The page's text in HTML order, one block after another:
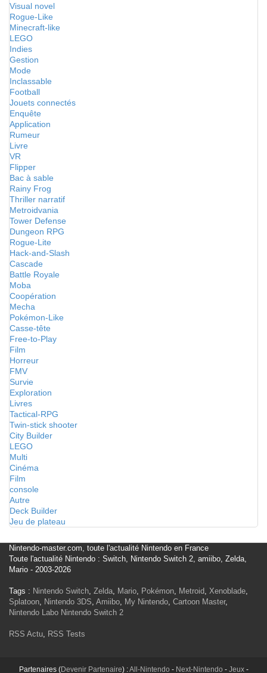
Visual novel
Rogue-Like
Minecraft-like
LEGO
Indies
Gestion
Mode
Inclassable
Football
Jouets connectés
Enquête
Application
Rumeur
Livre
VR
Flipper
Bac à sable
Rainy Frog
Thriller narratif
Metroidvania
Tower Defense
Dungeon RPG
Rogue-Lite
Hack-and-Slash
Cascade
Battle Royale
Moba
Coopération
Mecha
Pokémon-Like
Casse-tête
Free-to-Play
Film
Horreur
FMV
Survie
Exploration
Livres
Tactical-RPG
Twin-stick shooter
City Builder
LEGO
Multi
Cinéma
Film
console
Autre
Deck Builder
Jeu de plateau
Nintendo-master.com, toute l'actualité Nintendo en France
Toute l'actualité Nintendo : Switch, Nintendo Switch 2, amiibo, Zelda,
Mario - 2003-2026
Tags : Nintendo Switch, Zelda, Mario, Pokémon, Metroid, Xenoblade,
Splatoon, Nintendo 3DS, Amiibo, My Nintendo, Cartoon Master,
Nintendo Labo Nintendo Switch 2
RSS Actu, RSS Tests
Partenaires (Devenir Partenaire) :All-Nintendo - Next-Nintendo - Jeux-